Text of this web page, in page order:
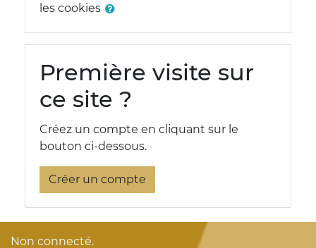
les cookies
Première visite sur
ce site ?
Créez un compte en cliquant sur le
bouton ci-dessous.
Créer un compte
Non connecté.